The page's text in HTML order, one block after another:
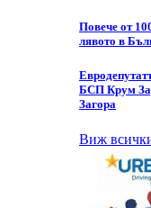
Повече от
лявото в
БСП Крум
Загора
Виж